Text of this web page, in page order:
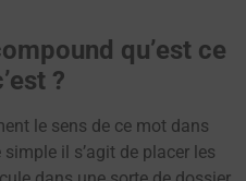
qu’est ce
?
le sens de ce mot dans
il s’agit de placer les